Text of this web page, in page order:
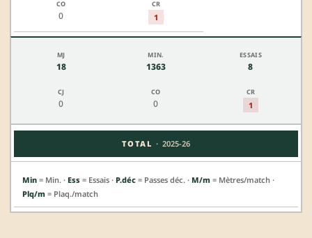
0 1
18 1363 8
0 0 1
TOTAL · 2025-26
Min = Min. · Ess = Essais · P.déc = Passes déc. · M/m = Mètres/match ·
Plq/m = Plaq./match